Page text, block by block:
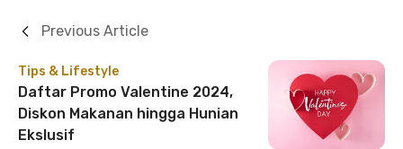
Tips & Lifestyle
Daftar Promo Valentine 2024,
Diskon Makanan hingga Hunian
Ekslusif
Previous Article